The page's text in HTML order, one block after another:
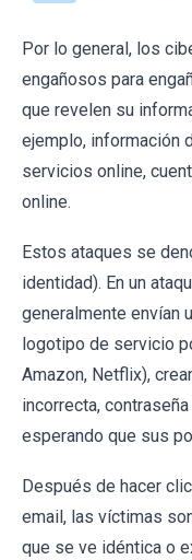
Por lo general, los
engañosos para
que revelen su
ejemplo, información
servicios online,
online.
Estos ataques se
identidad). En un
generalmente envían
logotipo de servicio
Amazon, Netflix),
incorrecta,
esperando que sus
Después de hacer
email, las víctimas
que se ve idéntica o